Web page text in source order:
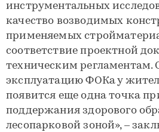
инструментальных
качество возводимых
применяемых
соответствие проектной
техническим регламентам.
эксплуатацию ФОКа у
появится еще одна точка
поддержания здорового
лесопарковой зоной», –